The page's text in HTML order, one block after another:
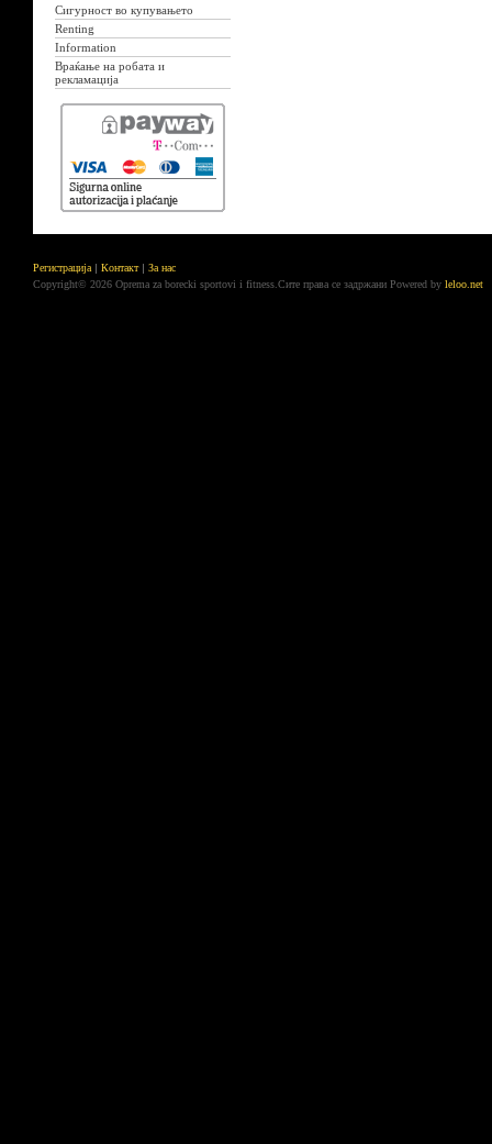
Сигурност во купувањето
Renting
Information
Враќање на робата и
рекламација
Регистрација Контакт
За нас
Copyright© 2026 Oprema za borecki sportovi i fitness.Сите права се задржани Powered by leloo.net